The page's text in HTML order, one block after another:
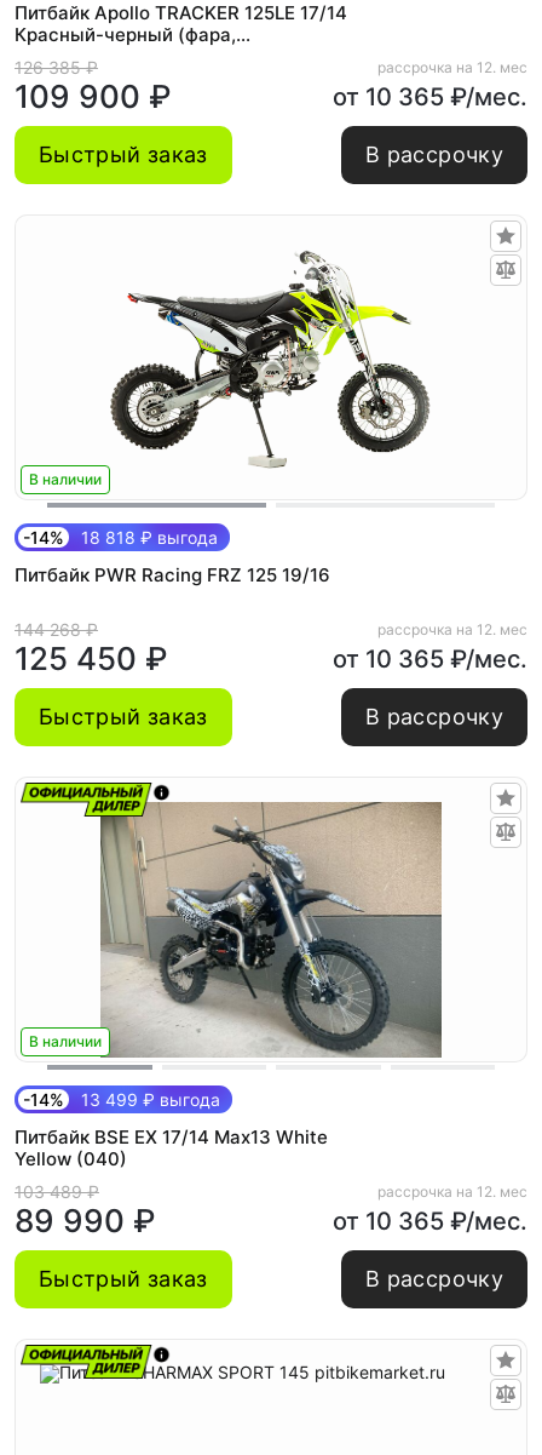
Питбайк Apollo TRACKER 125LE 17/14
Красный-черный (фара,
электростартер)
126 385 ₽
109 900 ₽
рассрочка на 12. мес
от 10 365 ₽/мес.
Быстрый заказ В рассрочку
В наличии
-14% 18 818 ₽ выгода
Питбайк PWR Racing FRZ 125 19/16
144 268 ₽
125 450 ₽
рассрочка на 12. мес
от 10 365 ₽/мес.
Быстрый заказ В рассрочку
В наличии
-14% 13 499 ₽ выгода
Питбайк BSE EX 17/14 Max13 White
Yellow (040)
103 489 ₽
89 990 ₽
рассрочка на 12. мес
от 10 365 ₽/мес.
Быстрый заказ В рассрочку